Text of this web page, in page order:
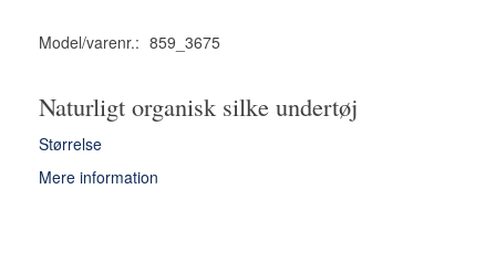
Model/varenr.: 859_3675
Naturligt organisk silke undertøj
Størrelse
Mere information